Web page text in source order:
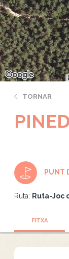
TORNAR
PUNT
Ruta: Ruta-Joc
FITXA